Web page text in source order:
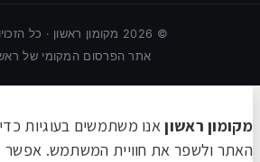
©
2026 מקומון ראשון · כל
אתר הפרסום המקומי של
מקומון ראשוןאנו משתמשים בעוגיות
האתר ולשפר את חוויית המשתמש. אפשר